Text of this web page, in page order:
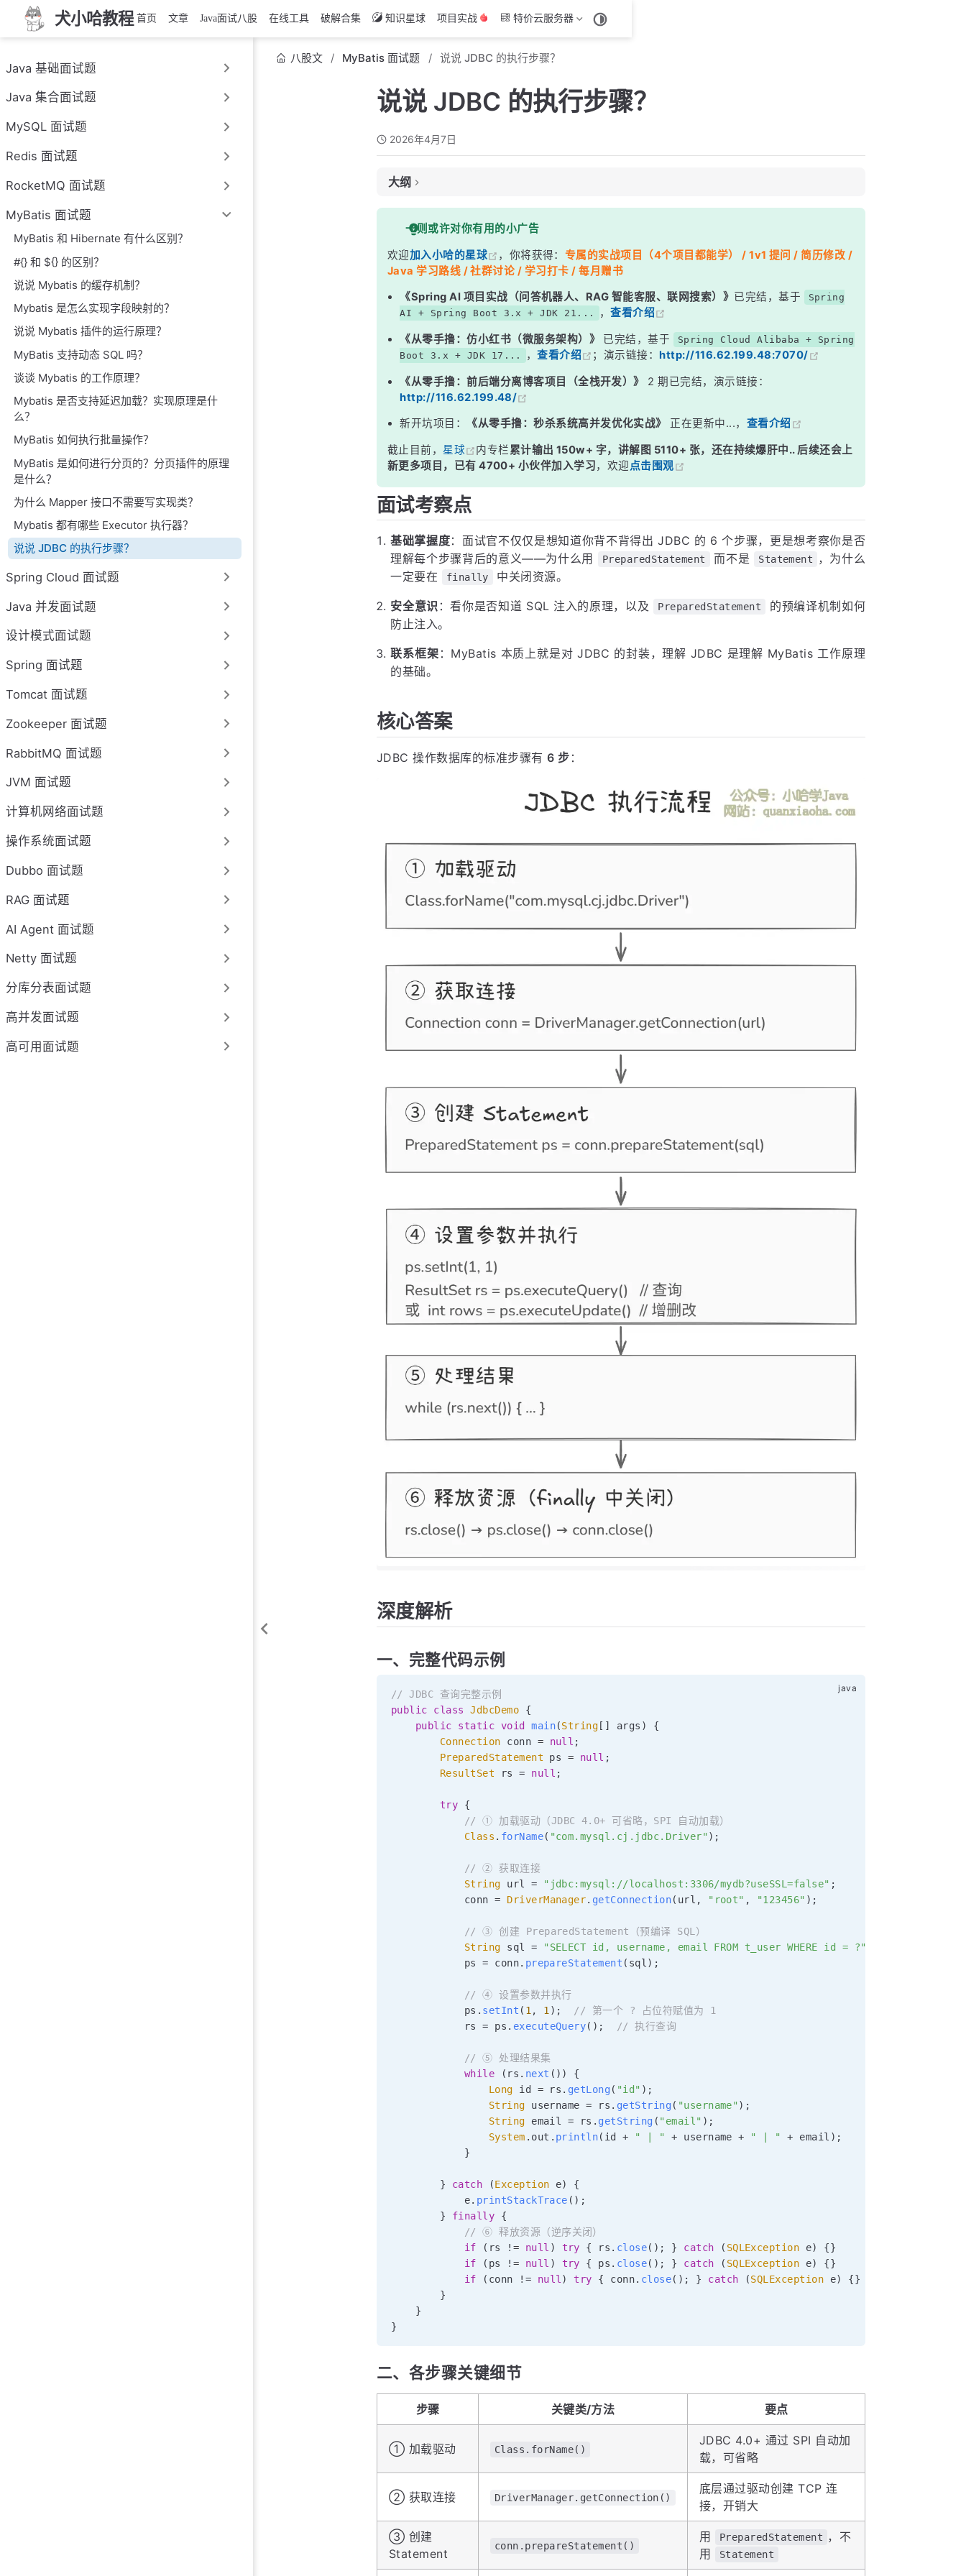
犬小哈教程 首页 文章 Java面试八股 在线工具 破解合集 知识星球 项目实战 特价云服务器
Java 基础面试题
Java 集合面试题
MySQL 面试题
Redis 面试题
RocketMQ 面试题
MyBatis 面试题
MyBatis 和 Hibernate 有什么区别？
#{} 和 ${} 的区别？
说说 Mybatis 的缓存机制？
Mybatis 是怎么实现字段映射的？
说说 Mybatis 插件的运行原理？
MyBatis 支持动态 SQL 吗？
谈谈 Mybatis 的工作原理？
Mybatis 是否支持延迟加载？实现原理是什
么？
MyBatis 如何执行批量操作？
MyBatis 是如何进行分页的？分页插件的原理
是什么？
为什么 Mapper 接口不需要写实现类？
Mybatis 都有哪些 Executor 执行器？
说说 JDBC 的执行步骤？
Spring Cloud 面试题
Java 并发面试题
设计模式面试题
Spring 面试题
Tomcat 面试题
Zookeeper 面试题
RabbitMQ 面试题
JVM 面试题
计算机网络面试题
操作系统面试题
Dubbo 面试题
RAG 面试题
AI Agent 面试题
Netty 面试题
分库分表面试题
高并发面试题
高可用面试题
八股文 MyBatis 面试题 说说 JDBC 的执行步骤？
说说 JDBC 的执行步骤？
2026年4月7日
大纲
面试考察点
核心答案
深度解析
二、各步骤关键细节
三、Statement vs PreparedStatement
四、资源释放的正确姿势
五、MyBatis 对 JDBC 的封装映射
面试高频追问
常见面试变体
记忆口诀
一则或许对你有用的小广告
欢迎加入小哈的星球 ，你将获得： 专属的实战项目（4个项目都能学） / 1v1 提问 / 简历修改 /
Java 学习路线 / 社群讨论 / 学习打卡 / 每月赠书
《Spring AI 项目实战（问答机器人、RAG 智能客服、联网搜索）》 已完结，基于
Spring
AI + Spring Boot 3.x + JDK 21...
，查看介绍
《从零手撸：仿小红书（微服务架构）》 已完结，基于
Spring Cloud Alibaba + Spring
Boot 3.x + JDK 17...
，查看介绍 ；演示链接：http://116.62.199.48:7070/
《从零手撸：前后端分离博客项目（全栈开发）》
2 期已完结，演示链接：
http://116.62.199.48/
新开坑项目： 《从零手撸：秒杀系统高并发优化实战》 正在更新中...， 查看介绍
截止目前， 星球 内专栏累计输出 150w+ 字，讲解图 5110+ 张，还在持续爆肝中.. 后续还会上
新更多项目，已有 4700+ 小伙伴加入学习，欢迎点击围观
面试考察点
基础掌握度：面试官不仅仅是想知道你背不背得出 JDBC 的 6 个步骤，更是想考察你是否
理解每个步骤背后的意义——为什么用
PreparedStatement 而不是 Statement
，为什么
一定要在
finally 中关闭资源。
安全意识 ：看你是否知道 SQL 注入的原理，以及 PreparedStatement
的预编译机制如何
防止注入。
联系框架 ：MyBatis 本质上就是对 JDBC 的封装，理解 JDBC 是理解 MyBatis 工作原理
的基础。
核心答案
JDBC 操作数据库的标准步骤有6 步 ：
深度解析
一、完整代码示例
// JDBC 查询完整示例
public
class JdbcDemo
{
public
static void main(String [ ] args )
{
Connection conn = null ;
PreparedStatement ps = null ;
ResultSet rs = null ;
try
{
// ① 加载驱动（JDBC 4.0+ 可省略，SPI 自动加载）
Class . forName( "com.mysql.cj.jdbc.Driver" ) ;
// ② 获取连接
String url = "jdbc:mysql://localhost:3306/mydb?useSSL=false" ;
            conn
= DriverManager. getConnection( url , "root" , "123456" ) ;
// ③ 创建 PreparedStatement（预编译 SQL）
String sql = "SELECT id, username, email FROM t_user WHERE id = ?"
            ps
= conn. prepareStatement ( sql ) ;
// ④ 设置参数并执行
            ps
. setInt ( 1 , 1 ) ;
// 第一个 ? 占位符赋值为 1
            rs
= ps . executeQuery( ) ; // 执行查询
// ⑤ 处理结果集
while
( rs . next ( ) )
{
Long id = rs . getLong ( "id" ) ;
String username = rs . getString ( "username" ) ;
String email = rs . getString ( "email" ) ;
System . out . println( id + " | " + username + " | " + email ) ;
}
} catch (Exception e)
{
            e
. printStackTrace ( ) ;
}
finally
{
// ⑥ 释放资源（逆序关闭）
if
( rs != null ) try { rs . close( ) ; } catch ( SQLException e) {}
if
( ps != null ) try { ps . close( ) ; } catch ( SQLException e) {}
if
( conn != null ) try { conn. close( ) ; } catch (SQLException e) {}
}
}
}
二、各步骤关键细节
步骤 关键类/方法 要点
① 加载驱动 Class.forName()
JDBC 4.0+ 通过 SPI 自动加
载，可省略
② 获取连接 DriverManager.getConnection()
底层通过驱动创建 TCP 连
接，开销大
③ 创建
Statement
conn.prepareStatement()
用 PreparedStatement ，不
用
Statement